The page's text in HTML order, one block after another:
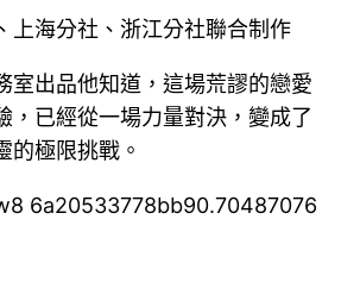
上海分社、浙江分社聯合制作
室出品他知道，這場荒謬的戀愛
，已經從一場力量對決，變成了
的極限挑戰。
6a20533778bb90.70487076